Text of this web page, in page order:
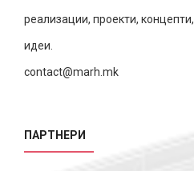
реализации, проекти, концепти,
идеи.
contact@marh.mk
ПАРТНЕРИ